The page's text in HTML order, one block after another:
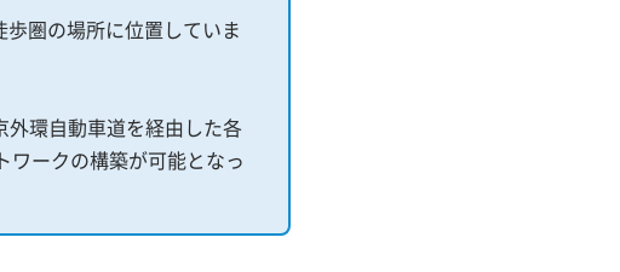
圏の場所に位置していま
外環自動車道を経由した各
ワークの構築が可能となっ